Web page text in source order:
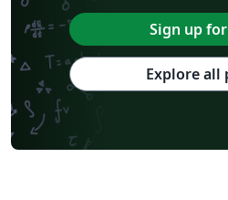
Sign up
Explore all